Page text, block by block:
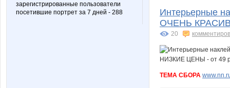
зарегистрированные пользователи
посетившие портрет за 7 дней - 288
Интерьерные
ОЧЕНЬ
20
ТЕМА СБОРА